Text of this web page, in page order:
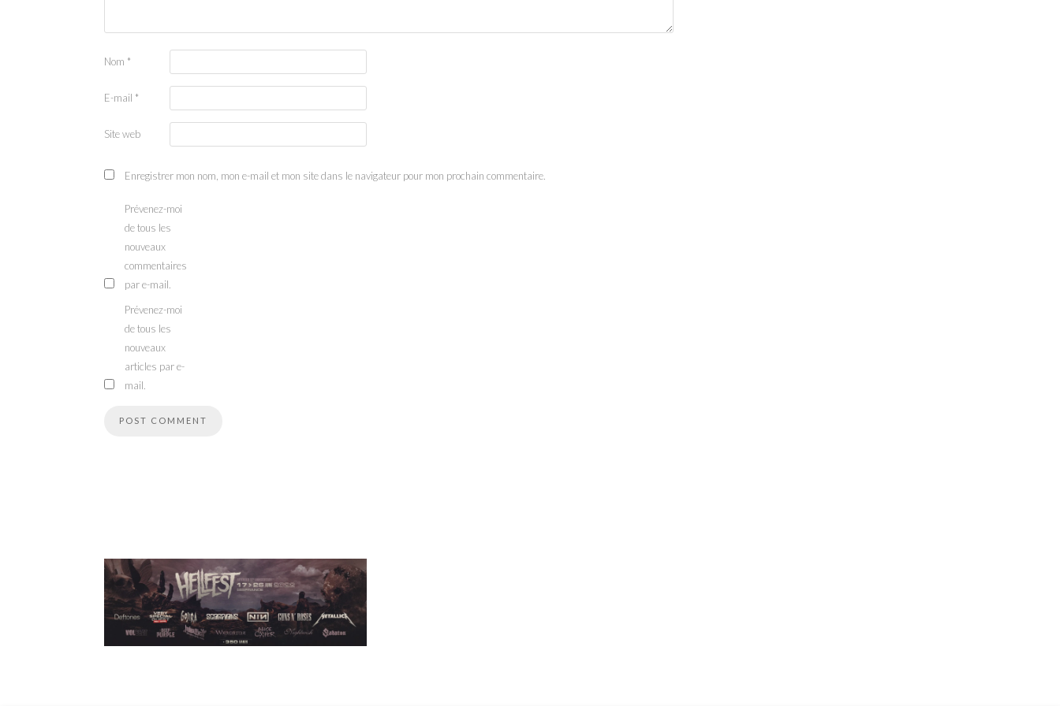
Nom *
E-mail *
Site web
Enregistrer mon nom, mon e-mail et mon site dans le navigateur pour mon prochain commentaire.
Prévenez-moi
de tous les
nouveaux
commentaires
par e-mail.
Prévenez-moi
de tous les
nouveaux
articles par e-
mail.